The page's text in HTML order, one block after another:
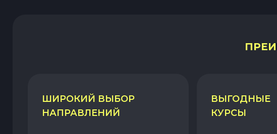
ШИРОКИЙ ВЫБОР
НАПРАВЛЕНИЙ
ВЫГОДНЫЕ
КУРСЫ